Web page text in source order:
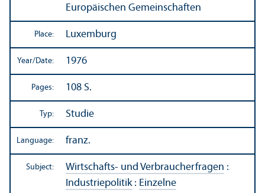
Europäischen Gemeinschaften
Place: Luxemburg
Year/Date: 1976
Pages: 108 S.
Typ: Studie
Language: franz.
Subject: Wirtschafts- und Verbraucherfragen :
Industriepolitik: Einzelne